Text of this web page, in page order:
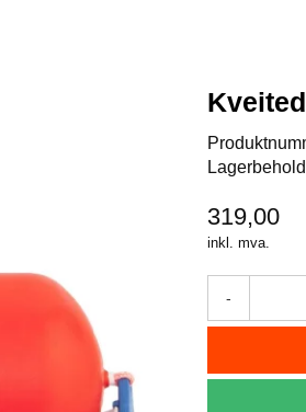
319,00
inkl. mva.
-